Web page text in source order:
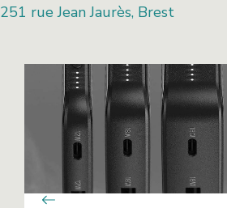
251 rue Jean Jaurès, Brest